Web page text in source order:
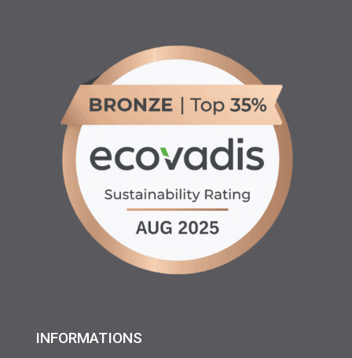
INFORMATIONS